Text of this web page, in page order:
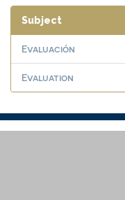
Subject
Evaluación
Evaluation